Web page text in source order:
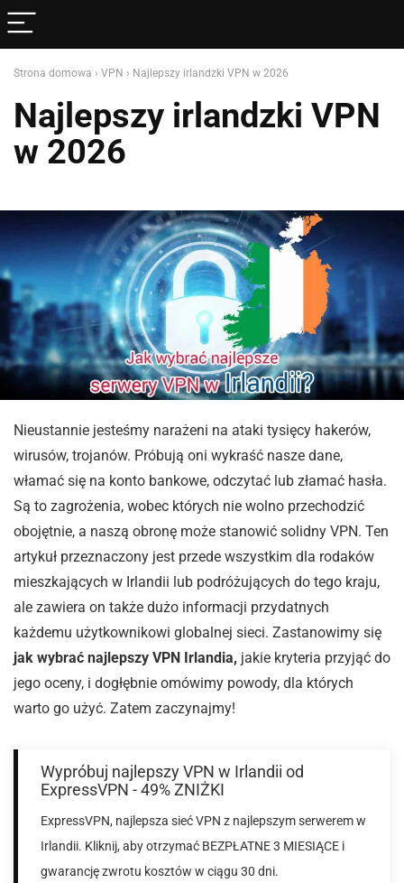
Strona domowa › VPN › Najlepszy irlandzki VPN w 2026
Najlepszy irlandzki VPN
w 2026
Nieustannie jesteśmy narażeni na ataki tysięcy hakerów,
wirusów, trojanów. Próbują oni wykraść nasze dane,
włamać się na konto bankowe, odczytać lub złamać hasła.
Są to zagrożenia, wobec których nie wolno przechodzić
obojętnie, a naszą obronę może stanowić solidny VPN. Ten
artykuł przeznaczony jest przede wszystkim dla rodaków
mieszkających w Irlandii lub podróżujących do tego kraju,
ale zawiera on także dużo informacji przydatnych
każdemu użytkownikowi globalnej sieci. Zastanowimy się
jak wybrać najlepszy VPN Irlandia, jakie kryteria przyjąć do
jego oceny, i dogłębnie omówimy powody, dla których
warto go użyć. Zatem zaczynajmy!
Wypróbuj najlepszy VPN w Irlandii od
ExpressVPN - 49% ZNIŻKI
ExpressVPN, najlepsza sieć VPN z najlepszym serwerem w
Irlandii. Kliknij, aby otrzymać BEZPŁATNE 3 MIESIĄCE i
gwarancję zwrotu kosztów w ciągu 30 dni.